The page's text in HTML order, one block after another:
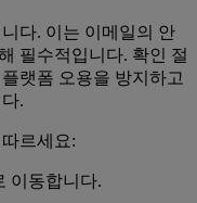
다. 이는 이메일의 안
필수적입니다. 확인 절
랫폼 오용을 방지하고
.
르세요:
이동합니다.